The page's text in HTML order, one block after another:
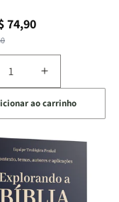
74,90
Aumentar
a
quantidade
de
Bíblia
para
o
Estudo
ao carrinho